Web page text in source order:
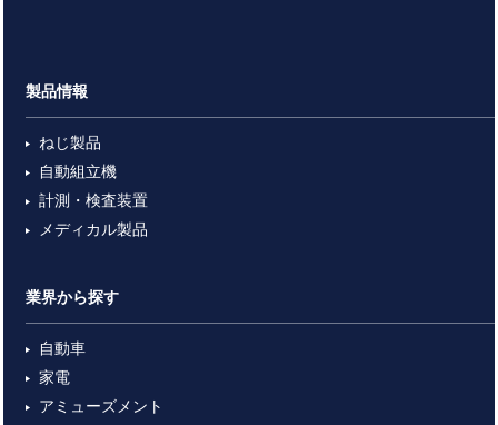
製品情報
ねじ製品
自動組立機
計測・検査装置
メディカル製品
業界から探す
自動車
家電
アミューズメント